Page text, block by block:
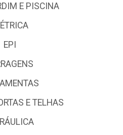
E PISCINA
EPI
E TELHAS